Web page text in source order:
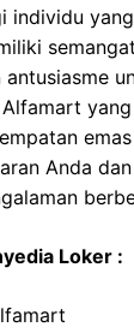
individu
antusiasme
Anda
Loker :